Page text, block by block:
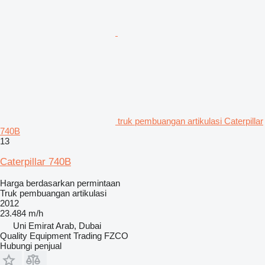
truk pembuangan artikulasi Caterpillar
740B
13
Caterpillar 740B
Harga berdasarkan permintaan
Truk pembuangan artikulasi
2012
23.484 m/h
Uni Emirat Arab, Dubai
Quality Equipment Trading FZCO
Hubungi penjual